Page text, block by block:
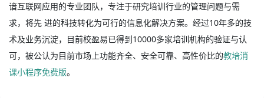
谙互联网应用的专业团队，专注于研究培训行业的管理问题与需
求，将先 进的科技转化为可行的信息化解决方案。经过10年多的技
术及业务沉淀，目前校盈易已得到10000多家培训机构的验证与认
可，被公认为目前市场上功能齐全、安全可靠、高性价比的教培消
课小程序免费版。